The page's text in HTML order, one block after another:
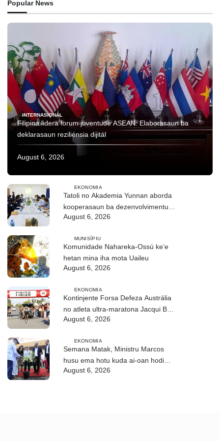
Popular News
INTERNASIONÁL
Filipina lidera forum juventude ASEAN: Elaborasaun ba
deklarasaun reziliénsia dijitál
August 6, 2026
EKONOMIA
Tatoli no Akademia Yunnan aborda
kooperasaun ba dezenvolvimentu
no troka informasaun
August 6, 2026
MUNISÍPIU
Komunidade Nahareka-Ossú ke’e
hetan mina iha mota Uaileu
August 6, 2026
EKONOMIA
Kontinjente Forsa Defeza Austrália
no atleta ultra-maratona Jacqui Bell
partisipa DIM 2026
August 6, 2026
EKONOMIA
Semana Matak, Ministru Marcos
husu ema hotu kuda ai-oan hodi
proteje biodiversidade
August 6, 2026